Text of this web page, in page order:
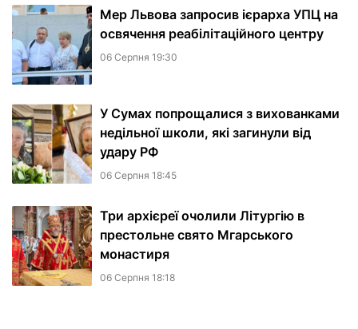
Мер Львова запросив ієрарха УПЦ на
освячення реабілітаційного центру
06 Серпня 19:30
У Сумах попрощалися з вихованками
недільної школи, які загинули від
удару РФ
06 Серпня 18:45
Три архієреї очолили Літургію в
престольне свято Мгарського
монастиря
06 Серпня 18:18